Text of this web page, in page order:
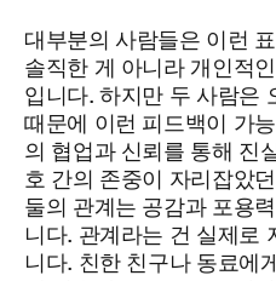
대부분의 사람들은 이런
솔직한 게 아니라 개인적
입니다. 하지만 두 사람은
때문에 이런 피드백이 가
의 협업과 신뢰를 통해 진
호 간의 존중이 자리잡았
둘의 관계는 공감과 포용
니다. 관계라는 건 실제로
니다. 친한 친구나 동료에